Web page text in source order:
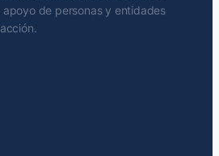
de personas y entidades